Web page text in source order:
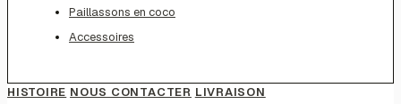
Paillassons en coco
Accessoires
HISTOIRE NOUS CONTACTER LIVRAISON